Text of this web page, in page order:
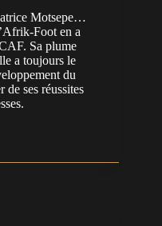
Motsepe…
Foot en a
Sa plume
a toujours le
du
de ses réussites